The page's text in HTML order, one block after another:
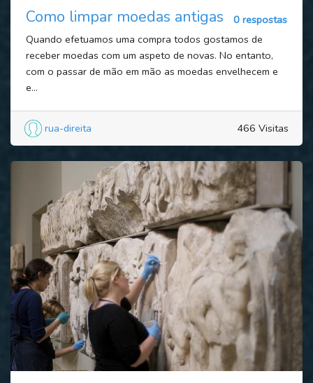
Como limpar moedas antigas
0 respostas
Quando efetuamos uma compra todos gostamos de
receber moedas com um aspeto de novas. No entanto,
com o passar de mão em mão as moedas envelhecem e
e...
rua-direita 466 Visitas